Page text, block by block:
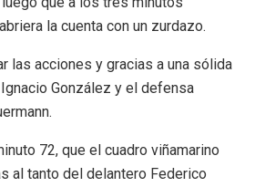
la cuenta con un zurdazo.
las acciones y gracias a una sólida
González y el defensa
72, que el cuadro viñamarino
al tanto del delantero Federico